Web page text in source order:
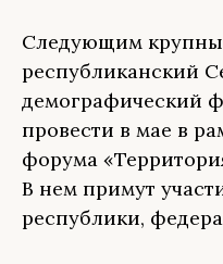
Следующим
республиканский
демографический
провести в мае в
форума
В нем примут
республики,